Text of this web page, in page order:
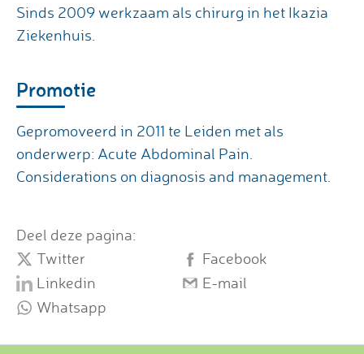
Sinds 2009 werkzaam als chirurg in het Ikazia
Ziekenhuis.
Promotie
Gepromoveerd in 2011 te Leiden met als
onderwerp: Acute Abdominal Pain.
Considerations on diagnosis and management.
Deel deze pagina:
Twitter
Facebook
Linkedin
E-mail
Whatsapp